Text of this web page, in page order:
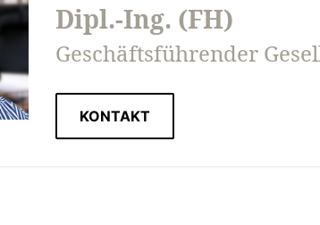
Dipl.-Ing. (FH)
Geschäftsführender
KONTAKT